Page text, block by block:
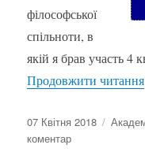
філософської
спільноти, в
якій я брав участь 4
Продовжити читання
Оприлюднено
07 Квітня 2018
коментардо